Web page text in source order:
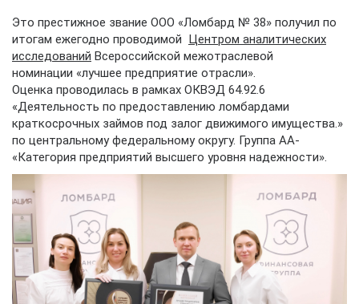
Это престижное звание ООО «Ломбард № 38» получил по
итогам ежегодно проводимой Центром аналитических
исследований Всероссийской межотраслевой
номинации «лучшее предприятие отрасли».
Оценка проводилась в рамках ОКВЭД 64.92.6
«Деятельность по предоставлению ломбардами
краткосрочных займов под залог движимого имущества.»
по центральному федеральному округу. Группа АА-
«Категория предприятий высшего уровня надежности».